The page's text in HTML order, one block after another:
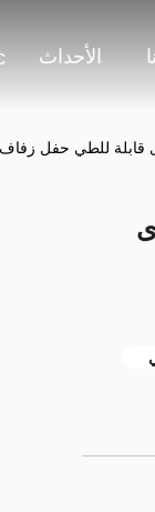
الأحداث
قابلة للطي حفل زفاف